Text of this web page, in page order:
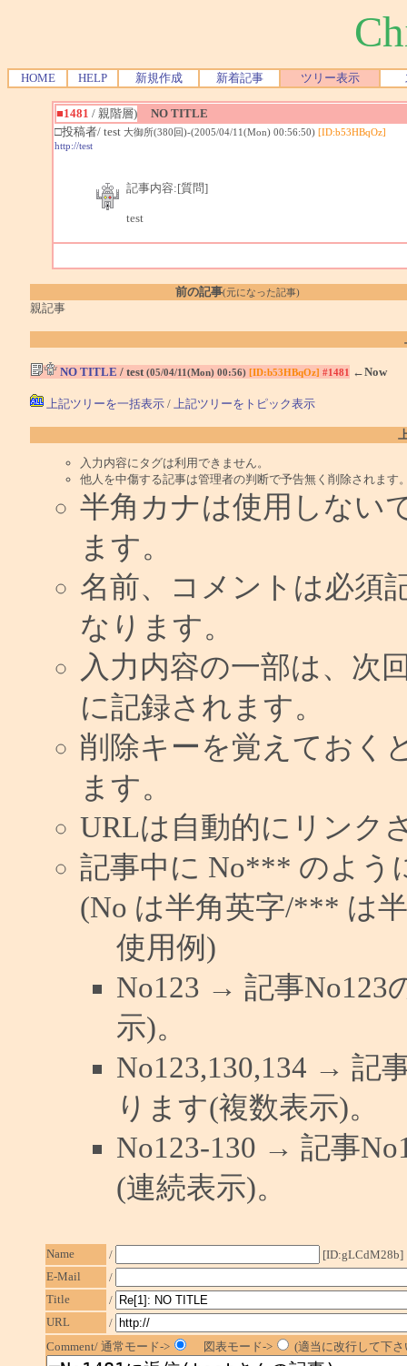
HOME HELP 新規作成 新着記事 ツリー表示
■1481 / 親階層)
NO TITLE
□投稿者/ test 大御所(380回)-(2005/04/11(Mon) 00:56:50) [ID:b53HBqOz]
http://test
記事内容:[質問]
test
前の記事(元になった記事)
親記事
NO TITLE / test (05/04/11(Mon) 00:56) [ID:b53HBqOz] #1481 ←Now
上記ツリーを一括表示/ 上記ツリーをトピック表示
入力内容にタグは利用できません。
他人を中傷する記事は管理者の判断で予告無く削除されます
半角カナは使用しない
ます。
名前、コメントは必須
なります。
入力内容の一部は、次
に記録されます。
削除キーを覚えておく
ます。
URLは自動的にリンク
記事中に No*** のよう
(No は半角英字/*** は
使用例)
No123 → 記事No123
示)。
No123,130,134 → 記
ります(複数表示)。
No123-130 → 記事
(連続表示)。
Name /
[ID:gLCdM28b]
E-Mail
/
Title
/
URL
/
Comment/ 通常モード->
図表モード-> (適当に改行して下